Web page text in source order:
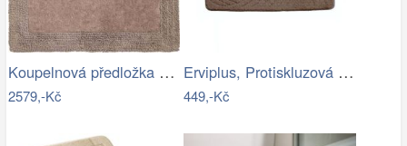
Koupelnová předložka LUXOR
2579,-Kč
Erviplus, Protiskluzová koupelnová…
449,-Kč